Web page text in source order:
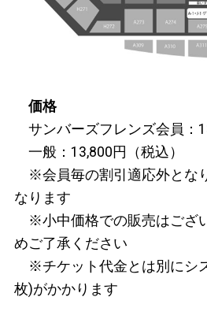
価格
サンバーズフレンズ会員：
一般：13,800円（税込）
※会員毎の割引適応外とな
なります
※小中価格での販売はござ
めご了承ください
※チケット代金とは別にシ
枚)がかかります